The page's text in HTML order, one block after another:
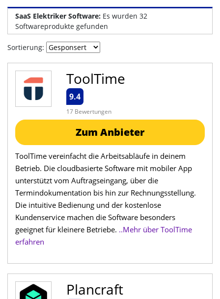
SaaS Elektriker Software: Es wurden 32
Softwareprodukte gefunden
Sortierung:
ToolTime
9.4
17 Bewertungen
Zum Anbieter
ToolTime vereinfacht die Arbeitsabläufe in deinem
Betrieb. Die cloudbasierte Software mit mobiler App
unterstützt vom Auftragseingang, über die
Termindokumentation bis hin zur Rechnungsstellung.
Die intuitive Bedienung und der kostenlose
Kundenservice machen die Software besonders
geeignet für kleinere Betriebe. ..Mehr über ToolTime
erfahren
Plancraft